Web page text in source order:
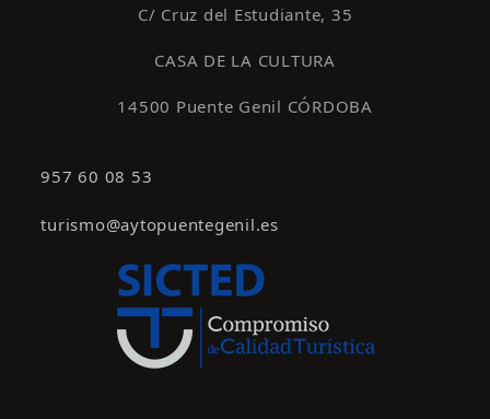
C/ Cruz del Estudiante, 35
CASA DE LA CULTURA
14500 Puente Genil CÓRDOBA
957 60 08 53
turismo@aytopuentegenil.es